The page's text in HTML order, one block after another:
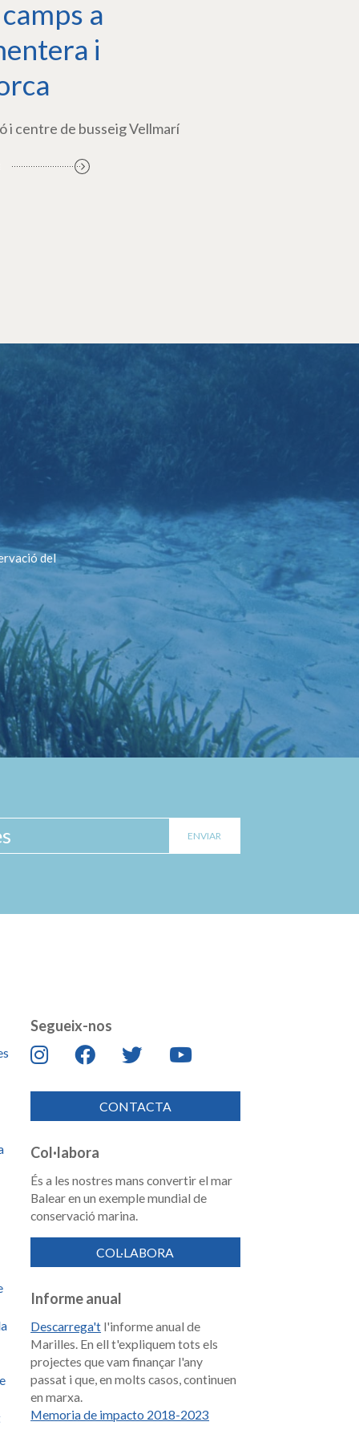
a
i
i centre de busseig Vellmarí
del
Segueix-nos
CONTACTA
Col·labora
És a les nostres mans convertir el mar
Balear en un exemple mundial de
conservació marina.
COL·LABORA
Informe anual
Descarrega't l'informe anual de
Marilles. En ell t'expliquem tots els
projectes que vam finançar l'any
passat i que, en molts casos, continuen
en marxa.
Memoria de impacto 2018-2023